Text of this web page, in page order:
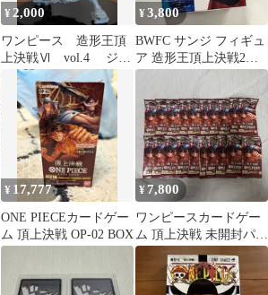
¥ 2,000
ワンピース 造形王頂
上決戦Ⅵ vol.4 ジン
ベエ
¥3,800
BWFC サンジ フィギュ
ア 造形王頂上決戦2
vol.2 ワンピース
¥ 17,777
ONE PIECEカードゲー
ム 頂上決戦 OP-02 BOX
¥7,800
ワンピースカードゲー
ム 頂上決戦 未開封パッ
ク 20パックセット